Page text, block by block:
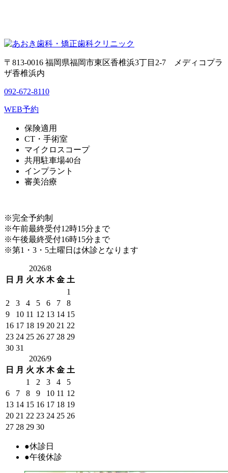
〒813-0016 福岡県福岡市東区香椎浜3丁目2-7 メディコプラ
ザ香椎浜内
092-672-8110
WEB予約
保険適用
CT・手術室
マイクロスコープ
共用駐車場40台
インプラント
審美治療
※完全予約制
※午前最終受付12時15分まで
※午後最終受付16時15分まで
※第1・3・5土曜日は休診となります
2026/8
日 月 火 水 木 金 土
1
2
3 4 5 6 7
8
9
10 11 12 13 14 15
16 17 18 19 20 21 22
23 24 25 26 27 28 29
30 31
2026/9
日 月 火 水 木 金 土
1
2 3 4
5
6
7 8 9 10 11 12
13 14 15 16 17 18 19
20 21 22 23 24 25 26
27 28 29 30
●休診日
●午後休診